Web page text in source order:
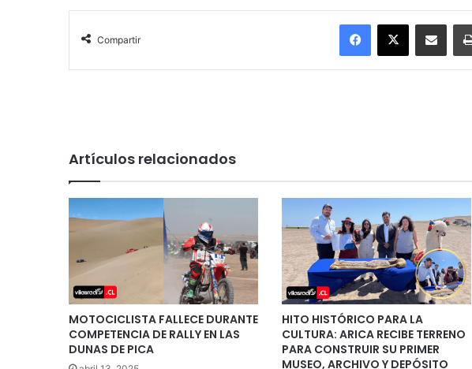
Compartir
Facebook
X Enviar vía email
Artículos relacionados
MOTOCICLISTA FALLECE DURANTE
COMPETENCIA DE RALLY EN LAS
DUNAS DE PICA
HITO HISTÓRICO PARA LA
CULTURA: ARICA RECIBE TERRENO
PARA CONSTRUIR SU PRIMER
MUSEO, ARCHIVO Y DEPÓSITO